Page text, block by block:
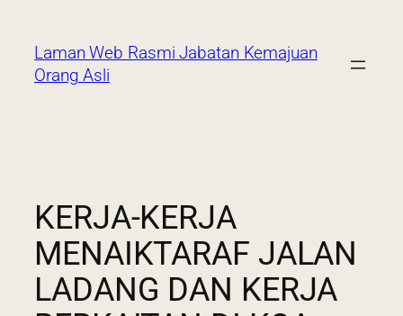
Laman Web Rasmi Jabatan Kemajuan
Orang Asli
KERJA-KERJA
MENAIKTARAF JALAN
LADANG DAN KERJA